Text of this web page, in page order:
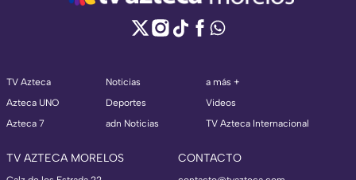
TV Azteca
Azteca UNO
Azteca 7
Noticias
Deportes
adn Noticias
a más +
Videos
TV Azteca Internacional
TV AZTECA MORELOS CONTACTO